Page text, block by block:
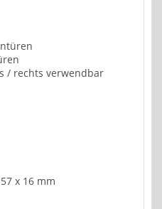
/ rechts verwendbar
x 16 mm